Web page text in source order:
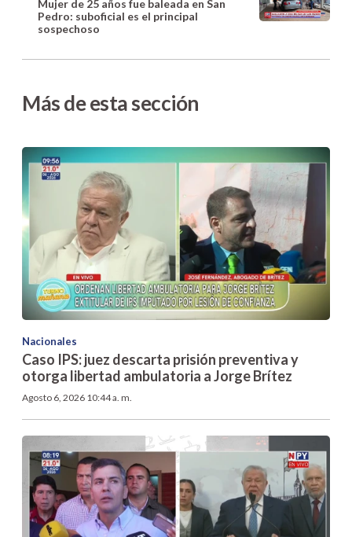
Mujer de 25 años fue baleada en San
Pedro: suboficial es el principal
sospechoso
Más de esta sección
Nacionales
Caso IPS: juez descarta prisión preventiva y
otorga libertad ambulatoria a Jorge Brítez
Agosto 6, 2026 10:44 a. m.